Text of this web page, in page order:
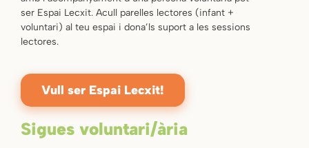
ser Espai Lecxit. Acull parelles lectores (infant +
voluntari) al teu espai i dona’ls suport a les sessions
lectores.
Vull ser Espai Lecxit!
Sigues voluntari/ària